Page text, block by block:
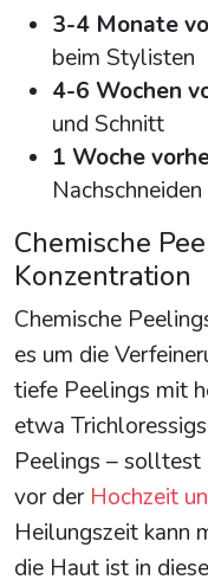
3-4 Monate
beim Stylisten
4-6 Wochen
und Schnitt
1 Woche
Chemische
Konzentration
Chemische
es um die
tiefe Peelings mit
etwa
Peelings –
vor der Hochzeit
Heilungszeit kann
die Haut ist in